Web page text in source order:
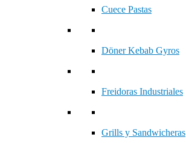
Cuece Pastas
Döner Kebab Gyros
Freidoras Industriales
Grills y Sandwicheras